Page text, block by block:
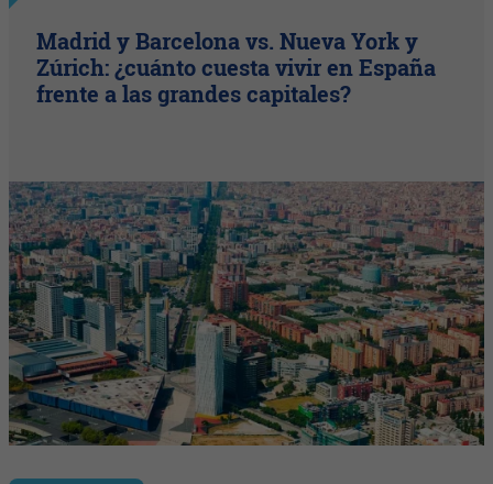
Madrid y Barcelona vs. Nueva York y
Zúrich: ¿cuánto cuesta vivir en España
frente a las grandes capitales?